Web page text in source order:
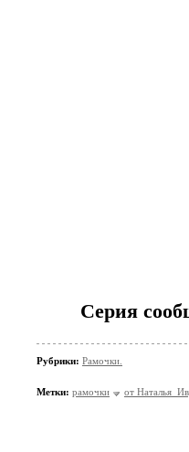
Серия
Рубрики: Рамочки.
Метки: рамочки от